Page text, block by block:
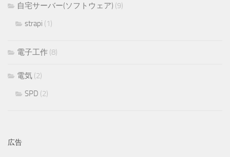
自宅サーバー(ソフトウェア) (9)
strapi (1)
電子工作 (8)
電気 (2)
SPD (2)
広告